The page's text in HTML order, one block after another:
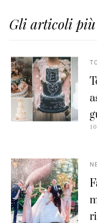
Gli articoli